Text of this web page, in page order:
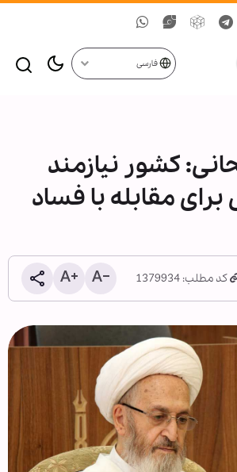
فارسی
کشور نیازمند
برای مقابله با فساد
کد مطلب: 1379934